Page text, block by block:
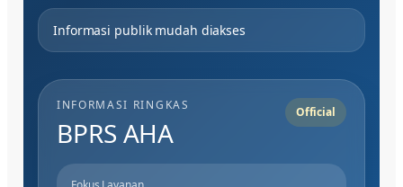
Informasi publik mudah diakses
INFORMASI RINGKAS
BPRS AHA
Official